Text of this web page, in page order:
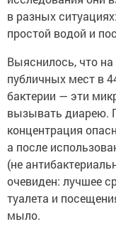
в разных
простой водой и
Выяснилось, что
публичных мест в
бактерии — эти
вызывать диарею.
концентрация
а после
(не
очевиден: лучшее
туалета и
мыло.